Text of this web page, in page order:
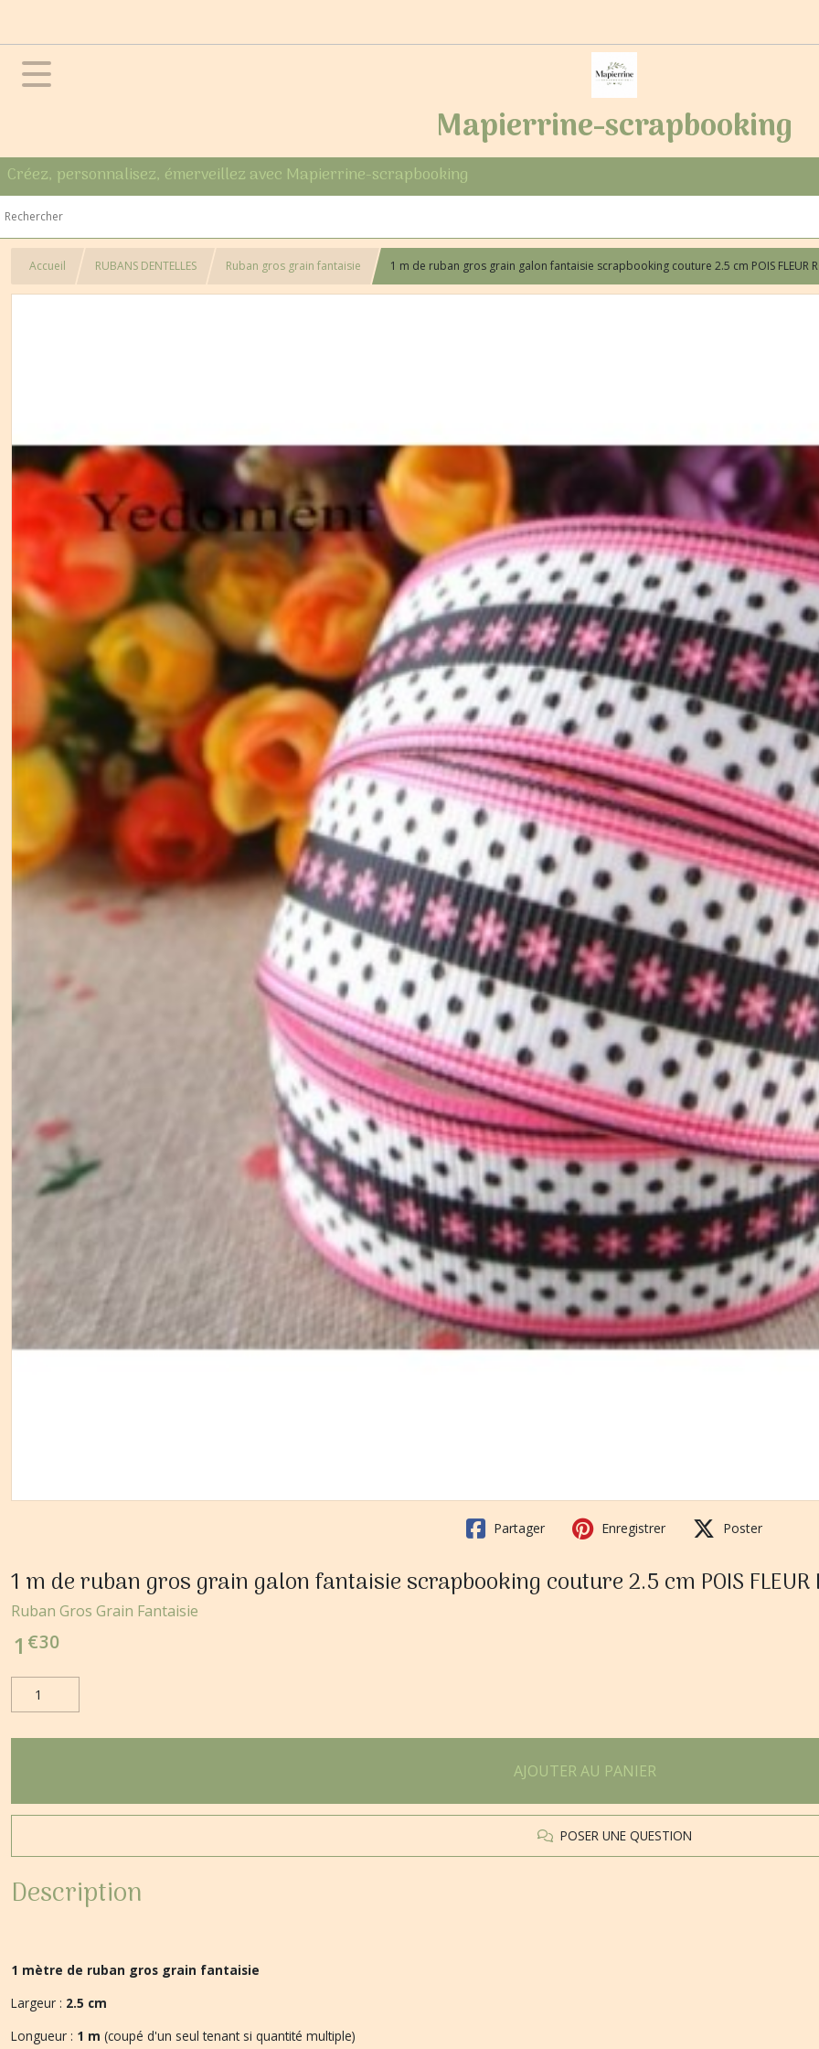
Mapierrine-scrapbooking
Créez, personnalisez, émerveillez avec Mapierrine-scrapbooking
Accueil RUBANS DENTELLES Ruban gros grain fantaisie 1 m de ruban gros grain galon fantaisie scrapbooking couture 2.5 cm POIS FLEUR
Partager Enregistrer Poster
1 m de ruban gros grain galon fantaisie scrapbooking couture 2.5 cm POIS FLEUR
Ruban Gros Grain Fantaisie
1 €30
AJOUTER AU PANIER
POSER UNE QUESTION
Description
1 mètre de ruban gros grain fantaisie
Largeur : 2.5 cm
Longueur : 1 m (coupé d'un seul tenant si quantité multiple)